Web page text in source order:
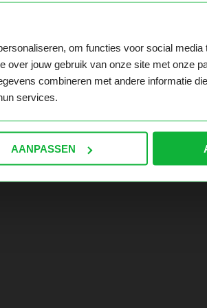
om functies voor social media
over jouw gebruik van onze site met onze
combineren met andere informatie
services.
AANPASSEN
de homepage en navigeer hier